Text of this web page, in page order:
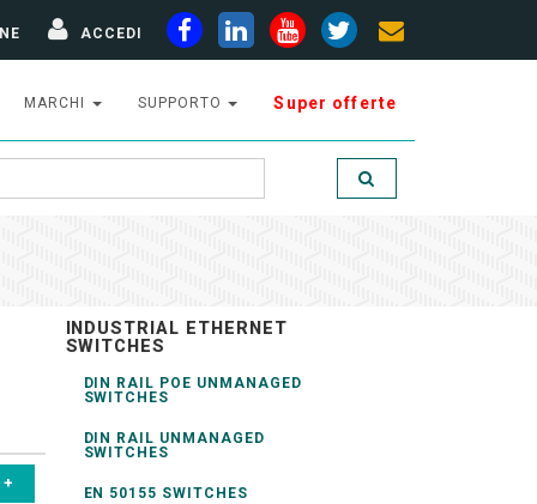
ACCEDI
MARCHI SUPPORTO Super offerte
INDUSTRIAL ETHERNET
SWITCHES
DIN RAIL POE UNMANAGED
SWITCHES
DIN RAIL UNMANAGED
SWITCHES
EN 50155 SWITCHES